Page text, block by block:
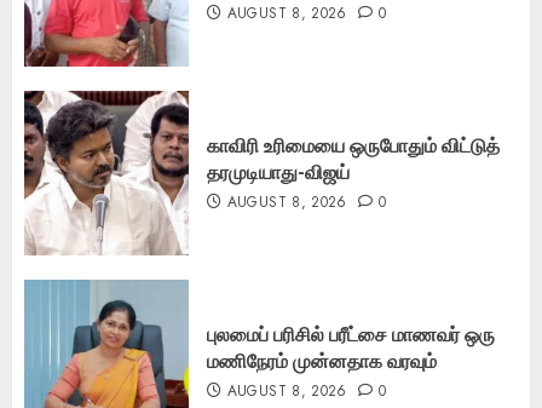
AUGUST 8, 2026 0
காவிரி உரிமையை ஒருபோதும் விட்டுத்
தரமுடியாது-விஜய்
AUGUST 8, 2026 0
புலமைப் பரிசில் பரீட்சை மாணவர் ஒரு
மணிநேரம் முன்னதாக வரவும்
AUGUST 8, 2026 0